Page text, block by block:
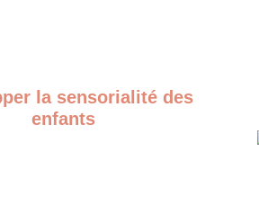
la sensorialité des
enfants